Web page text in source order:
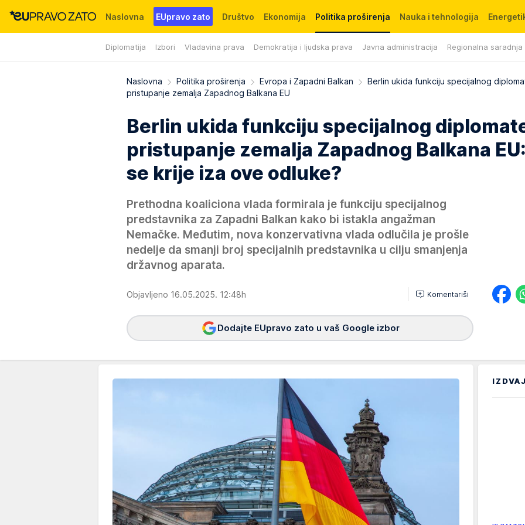
Naslovna EUpravo zato Društvo Ekonomija Politika proširenja
Diplomatija Izbori Vladavina prava Demokratija i ljudska prava Javna administracija Regionalna saradnja
Nauka i tehnologija
Događaji News WMG fondacija
Naslovna Politika proširenja Evropa i Zapadni Balkan
Berlin ukida funkciju specijalnog
pristupanje zemalja Zapadnog Balkana EU
Berlin ukida funkciju specijalnog
pristupanje zemalja Zapadnog Balkana
se krije iza ove odluke?
Prethodna koaliciona vlada formirala je funkciju specijalnog
predstavnika za Zapadni Balkan kako bi istakla angažman
Nemačke. Međutim, nova konzervativna vlada odlučila je prošle
nedelje da smanji broj specijalnih predstavnika u cilju smanjenja
državnog aparata.
Objavljeno 16.05.2025. 12:48h Komentariši
Dodajte EUpravo zato u vaš Google izbor